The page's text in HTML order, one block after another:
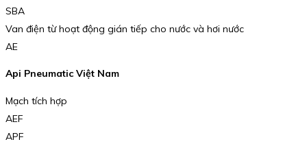
SBA
Van điện từ hoạt động gián tiếp cho nước và hơi nước
AE
Api Pneumatic Việt Nam
Mạch tích hợp
AEF
APF